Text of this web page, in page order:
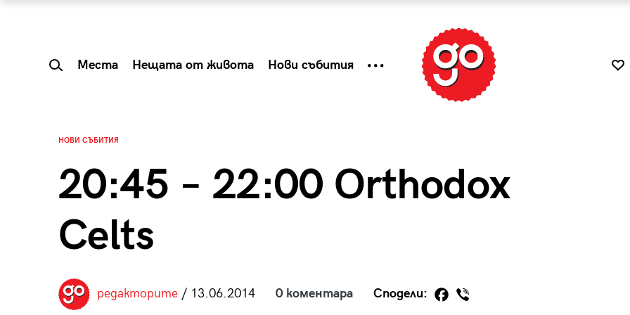
Места Нещата от живота Нови събития
НОВИ СЪБИТИЯ
20:45 – 22:00 Orthodox
Celts
редакторите/ 13.06.2014 0 коментара Сподели:
Summer Prelude: как
Tender is the Wine – Какво